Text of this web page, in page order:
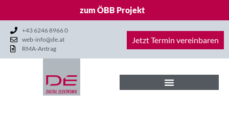
zum ÖBB Projekt
+43 6246 8966 0
web-info@de.at
RMA-Antrag
Jetzt Termin vereinbaren